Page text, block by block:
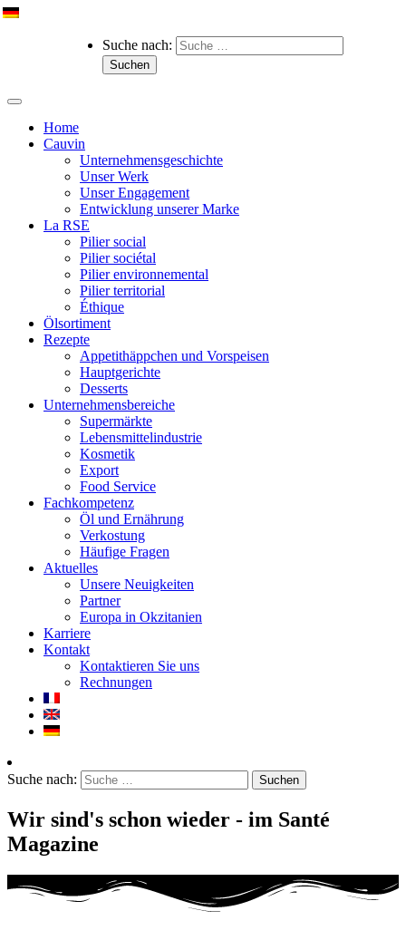
Suche nach:
Home
Cauvin
Unternehmensgeschichte
Unser Werk
Unser Engagement
Entwicklung unserer Marke
La RSE
Pilier social
Pilier sociétal
Pilier environnemental
Pilier territorial
Éthique
Ölsortiment
Rezepte
Appetithäppchen und Vorspeisen
Hauptgerichte
Desserts
Unternehmensbereiche
Supermärkte
Lebensmittelindustrie
Kosmetik
Export
Food Service
Fachkompetenz
Öl und Ernährung
Verkostung
Häufige Fragen
Aktuelles
Unsere Neuigkeiten
Partner
Europa in Okzitanien
Karriere
Kontakt
Kontaktieren Sie uns
Rechnungen
Suche nach:
Wir sind's schon wieder - im Santé
Magazine